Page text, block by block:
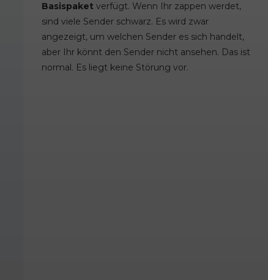
Basispaket verfügt. Wenn Ihr zappen werdet,
sind viele Sender schwarz. Es wird zwar
angezeigt, um welchen Sender es sich handelt,
aber Ihr könnt den Sender nicht ansehen. Das ist
normal. Es liegt keine Störung vor.